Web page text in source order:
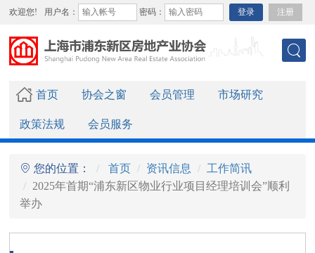
欢迎您! 用户名： 密码： 登录 注册
首页 协会之窗 会员管理 市场研究
政策法规 会员服务
您的位置： 首页 资讯信息
工作简讯
2025年首期“浦东新区物业行业项目经理培训会”顺利
举办